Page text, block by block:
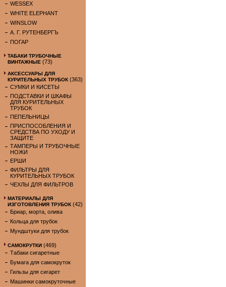
WESSEX
WHITE ELEPHANT
WINSLOW
А. Г. РУТЕНБЕРГЪ
ПОГАР
ТАБАКИ ТРУБОЧНЫЕ
ВИНТАЖНЫЕ (73)
АКСЕССУАРЫ ДЛЯ
КУРИТЕЛЬНЫХ ТРУБОК (363)
СУМКИ И КИСЕТЫ
ПОДСТАВКИ И ШКАФЫ
ДЛЯ КУРИТЕЛЬНЫХ
ТРУБОК
ПЕПЕЛЬНИЦЫ
ПРИСПОСОБЛЕНИЯ И
СРЕДСТВА ПО УХОДУ И
ЗАЩИТЕ
ТАМПЕРЫ И ТРУБОЧНЫЕ
НОЖИ
ЕРШИ
ФИЛЬТРЫ ДЛЯ
КУРИТЕЛЬНЫХ ТРУБОК
ЧЕХЛЫ ДЛЯ ФИЛЬТРОВ
МАТЕРИАЛЫ ДЛЯ
ИЗГОТОВЛЕНИЯ ТРУБОК (42)
Бриар, морта, олива
Кольца для трубок
Мундштуки для трубок
САМОКРУТКИ (469)
Табаки сигаретные
Бумага для самокруток
Гильзы для сигарет
Машинки самокруточные